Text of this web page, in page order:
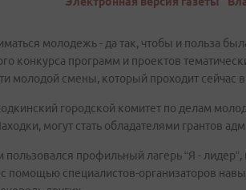
молодежь - да так, чтобы и польза
конкурса программ и проектов
молодой смены, который проходит сейчас в
городской комитет по делам
могут стать обладателями грантов
профильный лагерь “Я -
помощью специалистов-организаторов